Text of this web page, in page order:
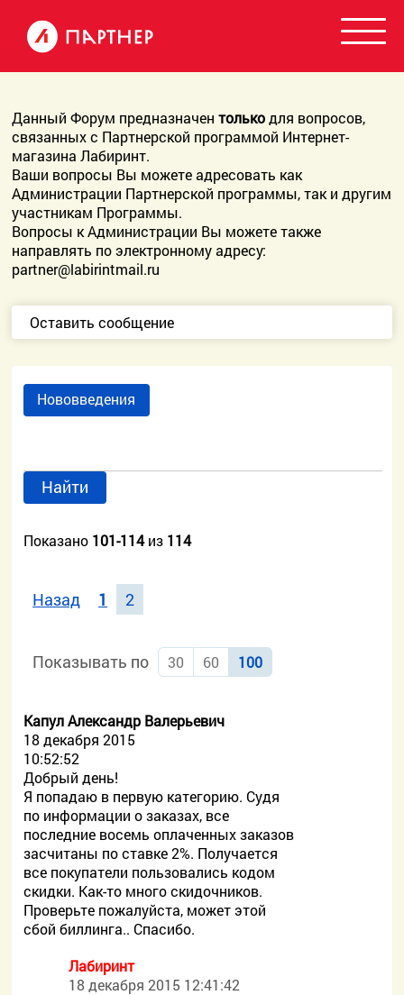
Данный Форум предназначентолькодля вопросов,
связанных с Партнерской программой Интернет-
магазина Лабиринт.
Ваши вопросы Вы можете адресовать как
Администрации Партнерской программы, так и другим
участникам Программы.
Вопросы к Администрации Вы можете также
направлять по электронному адресу:
partner@labirintmail.ru
Оставить сообщение
Нововведения
Найти
Показано 101-114из 114
Назад 1 2
Показывать по 30 60 100
Капул Александр Валерьевич
18 декабря 2015
10:52:52
Добрый день!
Я попадаю в первую категорию. Судя
по информации о заказах, все
последние восемь оплаченных заказов
засчитаны по ставке 2%. Получается
все покупатели пользовались кодом
скидки. Как-то много скидочников.
Проверьте пожалуйста, может этой
сбой биллинга.. Спасибо.
Лабиринт
18 декабря 2015 12:41:42